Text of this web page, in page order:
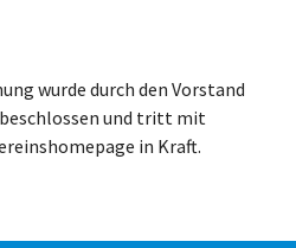
wurde durch den Vorstand
beschlossen und tritt mit
in Kraft.